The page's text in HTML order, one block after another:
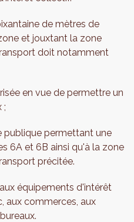
de mètres de
et jouxtant la zone
doit notamment
en vue de permettre un
;
publique permettant une
6A et 6B ainsi qu'à la zone
précitée.
équipements d'intérêt
aux commerces, aux